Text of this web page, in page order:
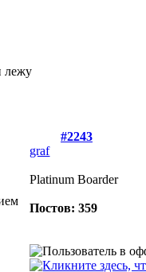
лежу
#2243
graf
Platinum Boarder
Постов: 359